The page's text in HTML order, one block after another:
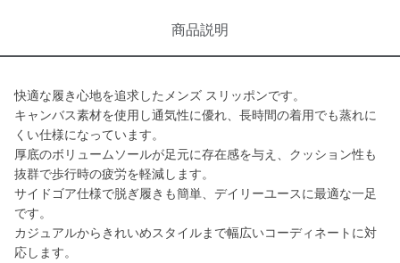
商品説明
快適な履き心地を追求したメンズ スリッポンです。
キャンバス素材を使用し通気性に優れ、長時間の着用でも蒸れに
くい仕様になっています。
厚底のボリュームソールが足元に存在感を与え、クッション性も
抜群で歩行時の疲労を軽減します。
サイドゴア仕様で脱ぎ履きも簡単、デイリーユースに最適な一足
です。
カジュアルからきれいめスタイルまで幅広いコーディネートに対
応します。